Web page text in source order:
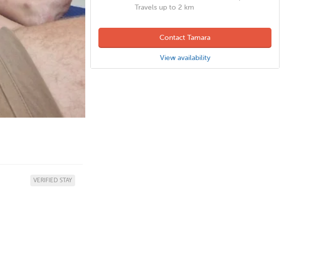
VERIFIED STAY
Travels up to 2 km
Contact Tamara
View availability